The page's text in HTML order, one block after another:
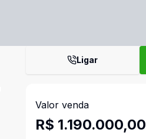
Ligar
Valor venda
R$ 1.190.000,00